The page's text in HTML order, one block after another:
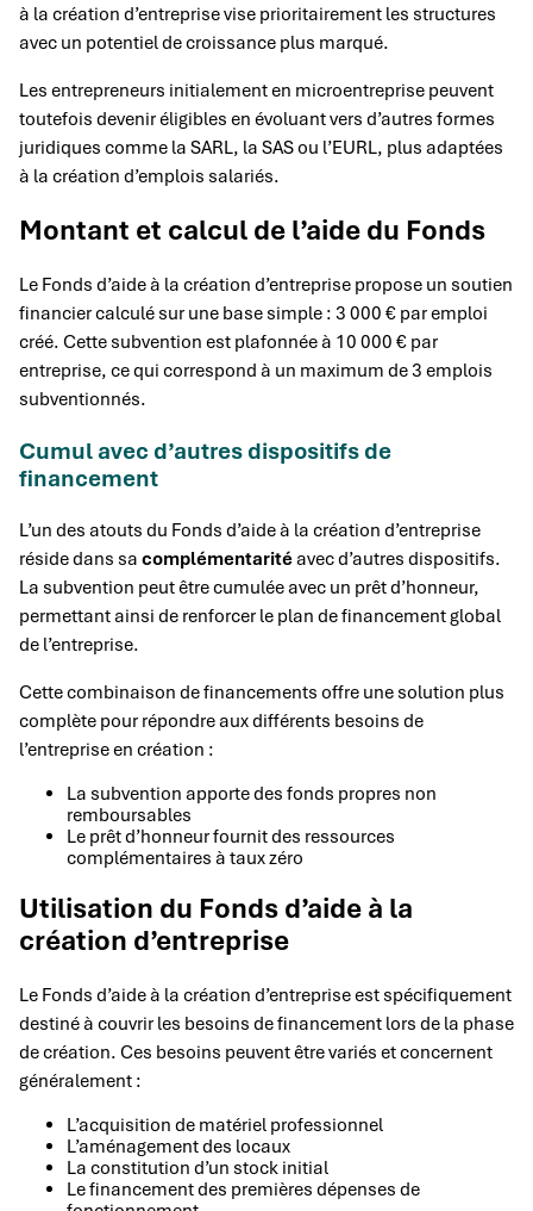
à la création d’entreprise vise prioritairement les structures
avec un potentiel de croissance plus marqué.
Les entrepreneurs initialement en microentreprise peuvent
toutefois devenir éligibles en évoluant vers d’autres formes
juridiques comme la SARL, la SAS ou l’EURL, plus adaptées
à la création d’emplois salariés.
Montant et calcul de l’aide du Fonds
Le Fonds d’aide à la création d’entreprise propose un soutien
financier calculé sur une base simple : 3 000 € par emploi
créé. Cette subvention est plafonnée à 10 000 € par
entreprise, ce qui correspond à un maximum de 3 emplois
subventionnés.
Cumul avec d’autres dispositifs de
financement
L’un des atouts du Fonds d’aide à la création d’entreprise
réside dans sa complémentaritéavec d’autres dispositifs.
La subvention peut être cumulée avec un prêt d’honneur,
permettant ainsi de renforcer le plan de financement global
de l’entreprise.
Cette combinaison de financements offre une solution plus
complète pour répondre aux différents besoins de
l’entreprise en création :
La subvention apporte des fonds propres non
remboursables
Le prêt d’honneur fournit des ressources
complémentaires à taux zéro
Utilisation du Fonds d’aide à la
création d’entreprise
Le Fonds d’aide à la création d’entreprise est spécifiquement
destiné à couvrir les besoins de financement lors de la phase
de création. Ces besoins peuvent être variés et concernent
généralement :
L’acquisition de matériel professionnel
L’aménagement des locaux
La constitution d’un stock initial
Le financement des premières dépenses de